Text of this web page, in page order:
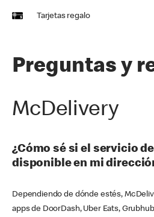
Tarjetas regalo
Preguntas y
McDelivery
¿Cómo sé si el servicio
disponible en mi
Dependiendo de dónde estés,
apps de DoorDash, Uber Eats,